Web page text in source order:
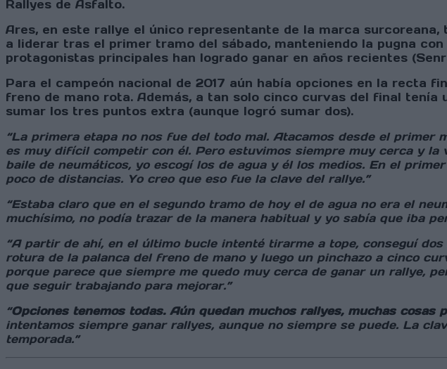
Rallyes de Asfalto.
Ares, en este rallye el único representante de la marca
a liderar tras el primer tramo del sábado, manteniendo la pugna
protagonistas principales han logrado ganar en años recientes
Para el campeón nacional de 2017 aún había opciones en la recta
freno de mano rota. Además, a tan solo cinco curvas del final
sumar los tres puntos extra (aunque logró sumar dos).
“La primera etapa no nos fue del todo mal. Atacamos desde el
es muy difícil competir con él. Pero estuvimos siempre muy cerca y la
baile de neumáticos, yo escogí los de agua y él los medios. En el
poco de distancias. Yo creo que eso fue la clave del rallye.”
“Estaba claro que en el segundo tramo de hoy el de agua no era el
muchísimo, no podía trazar de la manera habitual y yo sabía que iba
“A partir de ahí, en el último bucle intenté tirarme a tope, conseguí
rotura de la palanca del freno de mano y luego un pinchazo a cinco
porque parece que siempre me quedo muy cerca de ganar un rallye,
que seguir trabajando para mejorar.”
“Opciones tenemos todas. Aún quedan muchos rallyes, muchas
intentamos siempre ganar rallyes, aunque no siempre se puede. La
temporada.”